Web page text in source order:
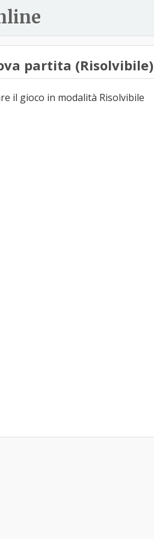
partita (Risolvibile)
il gioco in modalità Risolvibile